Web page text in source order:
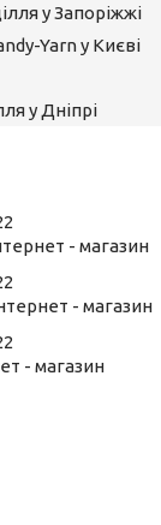
у Запоріжжі
Yarn у Києві
у Дніпрі
- магазин
- магазин
- магазин